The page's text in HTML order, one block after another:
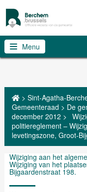
Menu
> Sint-Agatha-
Gemeenteraad > De
december 2012 >
politiereglement –
levetingszone, Groot-
Wijziging aan het
Wijziging van het
Bijgaardenstraat 198.